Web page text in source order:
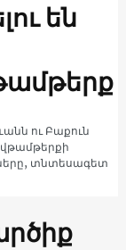
են
ու Բաքուն
տնտեսագետ